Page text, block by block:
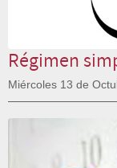
Régimen
Miércoles 13 de